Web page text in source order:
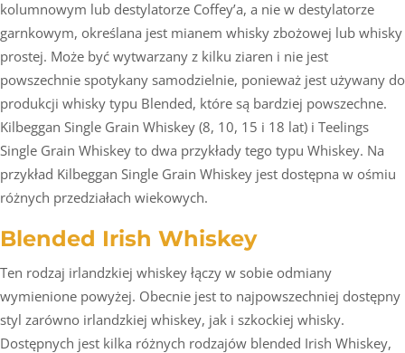
kolumnowym lub destylatorze Coffey’a, a nie w destylatorze
garnkowym, określana jest mianem whisky zbożowej lub whisky
prostej. Może być wytwarzany z kilku ziaren i nie jest
powszechnie spotykany samodzielnie, ponieważ jest używany do
produkcji whisky typu Blended, które są bardziej powszechne.
Kilbeggan Single Grain Whiskey (8, 10, 15 i 18 lat) i Teelings
Single Grain Whiskey to dwa przykłady tego typu Whiskey. Na
przykład Kilbeggan Single Grain Whiskey jest dostępna w ośmiu
różnych przedziałach wiekowych.
Blended Irish Whiskey
Ten rodzaj irlandzkiej whiskey łączy w sobie odmiany
wymienione powyżej. Obecnie jest to najpowszechniej dostępny
styl zarówno irlandzkiej whiskey, jak i szkockiej whisky.
Dostępnych jest kilka różnych rodzajów blended Irish Whiskey,